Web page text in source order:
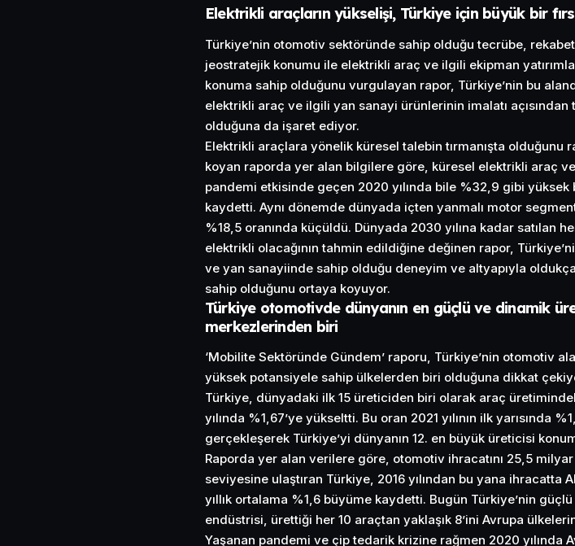
Elektrikli araçların yükselişi, Türkiye için büyük bir
Türkiye’nin otomotiv sektöründe sahip olduğu tecrübe,
jeostratejik konumu ile elektrikli araç ve ilgili ekipman
konuma sahip olduğunu vurgulayan rapor, Türkiye’nin bu
elektrikli araç ve ilgili yan sanayi ürünlerinin imalatı
olduğuna da işaret ediyor.
Elektrikli araçlara yönelik küresel talebin tırmanışta olduğunu
koyan raporda yer alan bilgilere göre, küresel elektrikli araç
pandemi etkisinde geçen 2020 yılında bile %32,9 gibi
kaydetti. Aynı dönemde dünyada içten yanmalı motor
%18,5 oranında küçüldü. Dünyada 2030 yılına kadar satılan
elektrikli olacağının tahmin edildiğine değinen rapor,
ve yan sanayiinde sahip olduğu deneyim ve altyapıyla
sahip olduğunu ortaya koyuyor.
Türkiye otomotivde dünyanın en güçlü ve dinamik
merkezlerinden biri
‘Mobilite Sektöründe Gündem’ raporu, Türkiye’nin otomotiv
yüksek potansiyele sahip ülkelerden biri olduğuna dikkat
Türkiye, dünyadaki ilk 15 üreticiden biri olarak araç
yılında %1,67’ye yükseltti. Bu oran 2021 yılının ilk yarısında
gerçekleşerek Türkiye’yi dünyanın 12. en büyük üreticisi
Raporda yer alan verilere göre, otomotiv ihracatını 25,5 milyar
seviyesine ulaştıran Türkiye, 2016 yılından bu yana ihracatta
yıllık ortalama %1,6 büyüme kaydetti. Bugün Türkiye’nin
endüstrisi, ürettiği her 10 araçtan yaklaşık 8’ini Avrupa
Yaşanan pandemi ve çip tedarik krizine rağmen 2020 yılında